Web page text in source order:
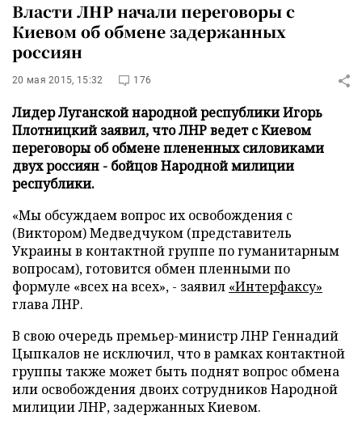
Власти ЛНР начали переговоры с
Киевом об обмене задержанных
россиян
20 мая 2015, 15:32 176
Лидер Луганской народной республики Игорь
Плотницкий заявил, что ЛНР ведет с Киевом
переговоры об обмене плененных силовиками
двух россиян - бойцов Народной милиции
республики.
«Мы обсуждаем вопрос их освобождения с
(Виктором) Медведчуком (представитель
Украины в контактной группе по гуманитарным
вопросам), готовится обмен пленными по
формуле «всех на всех», - заявил «Интерфаксу»
глава ЛНР.
В свою очередь премьер-министр ЛНР Геннадий
Цыпкалов не исключил, что в рамках контактной
группы также может быть поднят вопрос обмена
или освобождения двоих сотрудников Народной
милиции ЛНР, задержанных Киевом.